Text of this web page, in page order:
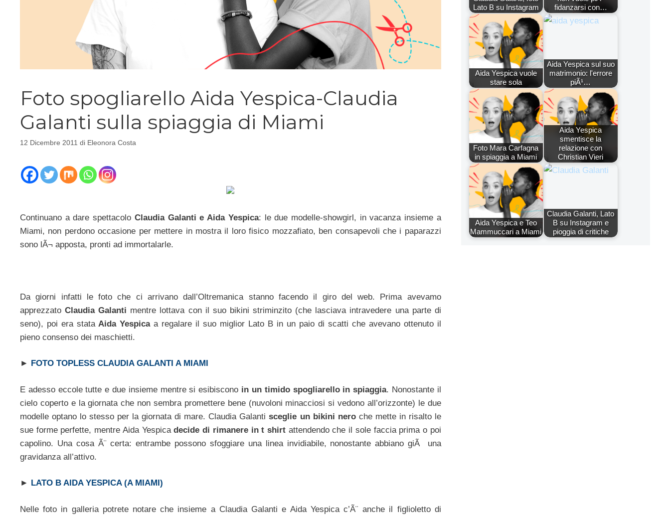
Foto spogliarello Aida Yespica-Claudia
Galanti sulla spiaggia di Miami
12 Dicembre 2011 di Eleonora Costa
Continuano a dare spettacolo Claudia Galanti e Aida Yespica: le due modelle-showgirl, in vacanza insieme a
Miami, non perdono occasione per mettere in mostra il loro fisico mozzafiato, ben consapevoli che i paparazzi
sono lÃ¬ apposta, pronti ad immortalarle.
Da giorni infatti le foto che ci arrivano dall’Oltremanica stanno facendo il giro del web. Prima avevamo
apprezzatoClaudia Galanti mentre lottava con il suo bikini striminzito (che lasciava intravedere una parte di
seno), poi era stataAida Yespicaa regalare il suo miglior Lato B in un paio di scatti che avevano ottenuto il
pieno consenso dei maschietti.
► FOTO TOPLESS CLAUDIA GALANTI A MIAMI
E adesso eccole tutte e due insieme mentre si esibiscono in un timido spogliarello in spiaggia. Nonostante il
cielo coperto e la giornata che non sembra promettere bene (nuvoloni minacciosi si vedono all’orizzonte) le due
modelle optano lo stesso per la giornata di mare. Claudia Galantisceglie un bikini nero che mette in risalto le
sue forme perfette, mentre Aida Yespicadecide di rimanere in t shirt attendendo che il sole faccia prima o poi
capolino. Una cosa Ã¨ certa: entrambe possono sfoggiare una linea invidiabile, nonostante abbiano giÃ una
gravidanza all’attivo.
► LATO B AIDA YESPICA (A MIAMI)
Nelle foto in galleria potrete notare che insieme a Claudia Galanti e Aida Yespica c’Ã¨ anche il figlioletto di
Lato B su Instagram
fidanzarsi con…
Aida Yespica vuole
stare sola
Aida Yespica sul suo
matrimonio: l'errore
piÃ¹…
Foto Mara Carfagna
in spiaggia a Miami
Aida Yespica
smentisce la
relazione con
Christian Vieri
Aida Yespica e Teo
Mammuccari a Miami
Claudia Galanti, Lato
B su Instagram e
pioggia di critiche